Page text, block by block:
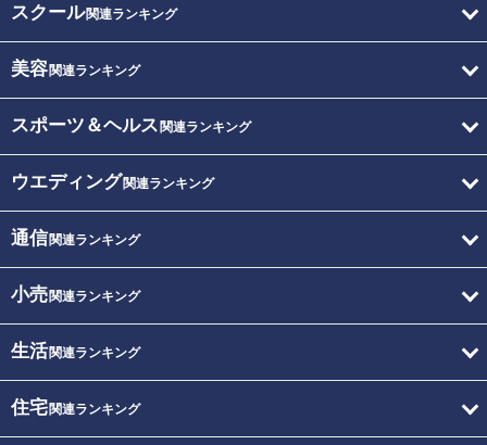
スクール関連ランキング
美容関連ランキング
スポーツ＆ヘルス 関連ランキング
ウエディング関連ランキング
通信関連ランキング
小売関連ランキング
生活関連ランキング
住宅関連ランキング